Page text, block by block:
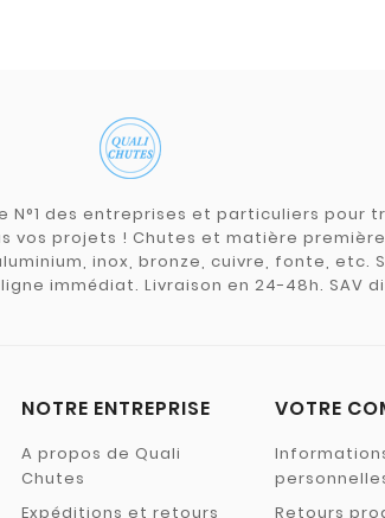
N°1 des entreprises et particuliers pour
vos projets ! Chutes et matière
inox, bronze, cuivre, fonte, etc.
immédiat. Livraison en 24-48h. SAV
NOTRE ENTREPRISE
A propos de Quali
Chutes
Expéditions et retours
VOTRE
Retours